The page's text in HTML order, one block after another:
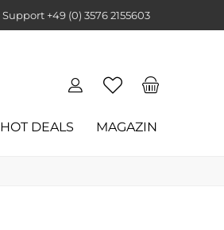
Support +49 (0) 3576 2155603
HOT DEALS MAGAZIN